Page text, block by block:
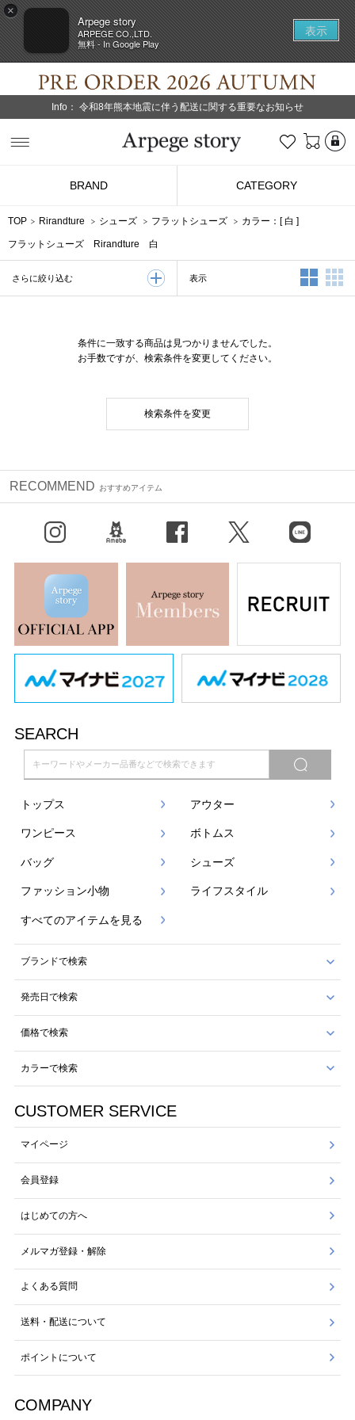
×
Arpege story
ARPEGE CO.,LTD.
無料 - In Google Play
表示
Info： 令和8年熊本地震に伴う配送に関する重要なお知らせ
お気に入り
BRAND CATEGORY
TOP Rirandture シューズ フラットシューズ カラー：[白 ]
フラットシューズ Rirandture 白
さらに絞り込む 表示 2列表示
条件に一致する商品は見つかりませんでした。
お手数ですが、検索条件を変更してください。
検索条件を変更
RECOMMEND おすすめアイテム
X（旧Twitter） LINE
SEARCH
トップス アウター
ワンピース ボトムス
バッグ シューズ
ファッション小物 ライフスタイル
すべてのアイテムを見る
ブランドで検索
発売日で検索
価格で検索
カラーで検索
CUSTOMER SERVICE
マイページ
会員登録
はじめての方へ
メルマガ登録・解除
よくある質問
送料・配送について
ポイントについて
COMPANY